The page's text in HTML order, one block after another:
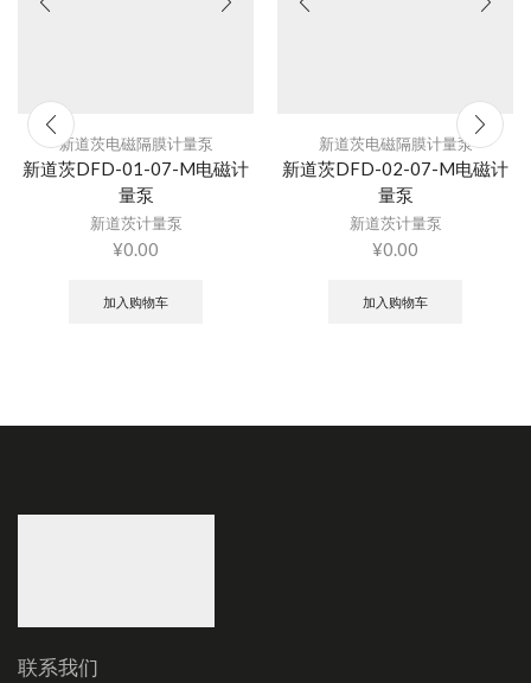
新道茨电磁隔膜计量泵
新道茨DFD-01-07-M电磁计
量泵
新道茨计量泵
¥0.00
加入购物车
新道茨电磁隔膜计量泵
新道茨DFD-02-07-M电磁计
量泵
新道茨计量泵
¥0.00
加入购物车
联系我们